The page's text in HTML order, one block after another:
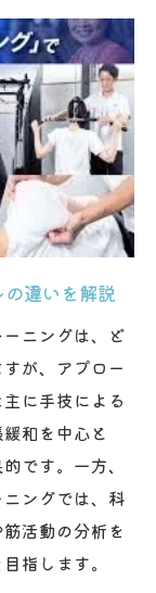
に効く理由
ナルトレ活
果を最大化
トレの融合
本ケアの実
体方法
勢改善を実
ス調整の要
ランスを整
プを目指す
違いを解説
ニングは、ど
が、アプロー
に手技による
和を中心と
です。一方、
ングでは、科
活動の分析を
指します。